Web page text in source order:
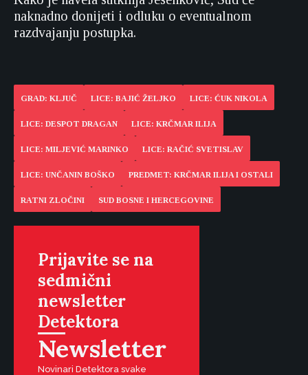
naknadno donijeti i odluku o eventualnom
razdvajanju postupka.
GRAD: KLJUČ LICE: BAJIĆ ŽELJKO LICE: ĆUK NIKOLA
LICE: DESPOT DRAGAN LICE: KRČMAR ILIJA
LICE: MILJEVIĆ MARINKO LICE: RAČIĆ SVETISLAV
LICE: UNČANIN BOŠKO PREDMET: KRČMAR ILIJA I OSTALI
RATNI ZLOČINI SUD BOSNE I HERCEGOVINE
Prijavite se na
sedmični
newsletter
Detektora
Newsletter
Novinari Detektora svake